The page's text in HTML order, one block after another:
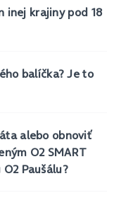
inej krajiny pod 18
balíčka? Je to
alebo obnoviť
O2 SMART
Paušálu?